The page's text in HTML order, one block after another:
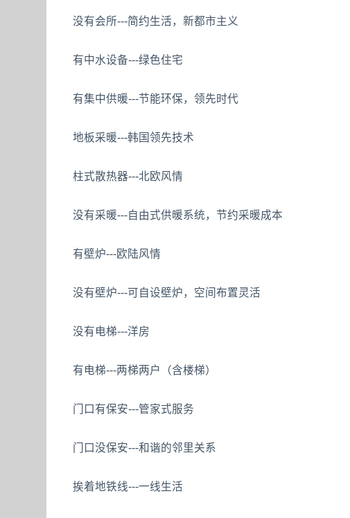
没有会所---简约生活，新都市主义
有中水设备---绿色住宅
有集中供暖---节能环保，领先时代
地板采暖---韩国领先技术
柱式散热器---北欧风情
没有采暖---自由式供暖系统，节约采暖成本
有壁炉---欧陆风情
没有壁炉---可自设壁炉，空间布置灵活
没有电梯---洋房
有电梯---两梯两户（含楼梯）
门口有保安---管家式服务
门口没保安---和谐的邻里关系
挨着地铁线---一线生活